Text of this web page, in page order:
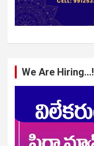
We Are Hiring…!